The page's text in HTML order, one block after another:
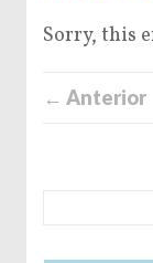
Sorry, this
← Anterior